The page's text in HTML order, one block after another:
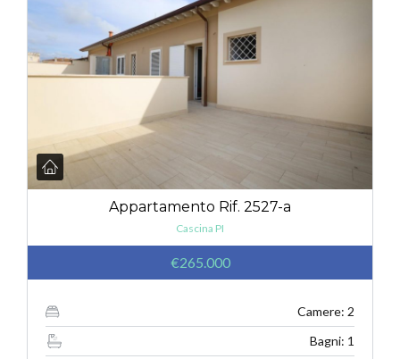
Appartamento Rif. 2527-a
Cascina PI
€265.000
Camere: 2
Bagni: 1